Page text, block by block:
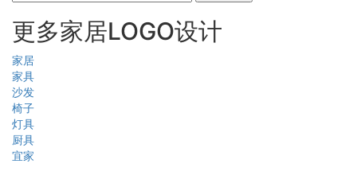
更多家居LOGO设计
家居
家具
沙发
椅子
灯具
厨具
宜家